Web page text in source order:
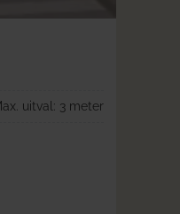
uitval: 3 meter